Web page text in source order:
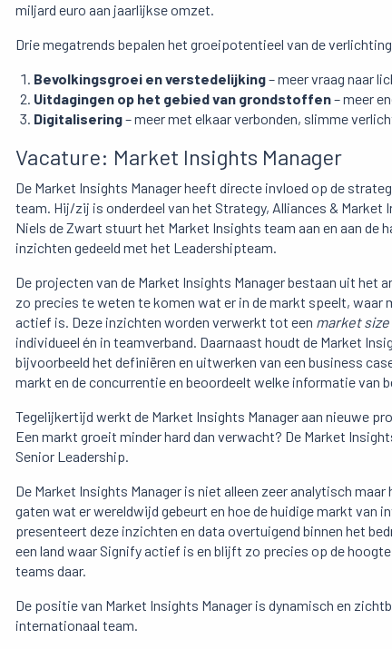
miljard euro aan jaarlijkse omzet.
Drie megatrends bepalen het groeipotentieel van de
Bevolkingsgroei en verstedelijking– meer vraag naar
Uitdagingen op het gebied van grondstoffen– meer
Digitalisering– meer met elkaar verbonden, slimme
Vacature: Market Insights Manager
De Market Insights Manager heeft directe invloed op de
team. Hij/zij is onderdeel van het Strategy, Alliances &
Niels de Zwart stuurt het Market Insights team aan en aan
inzichten gedeeld met het Leadershipteam.
De projecten van de Market Insights Manager bestaan uit het
zo precies te weten te komen wat er in de markt speelt, waar
actief is. Deze inzichten worden verwerkt tot een market
individueel én in teamverband. Daarnaast houdt de Market
bijvoorbeeld het definiëren en uitwerken van een business
markt en de concurrentie en beoordeelt welke informatie van
Tegelijkertijd werkt de Market Insights Manager aan nieuwe
Een markt groeit minder hard dan verwacht? De Market
Senior Leadership.
De Market Insights Manager is niet alleen zeer analytisch
gaten wat er wereldwijd gebeurt en hoe de huidige markt van
presenteert deze inzichten en data overtuigend binnen het
een land waar Signify actief is en blijft zo precies op de
teams daar.
De positie van Market Insights Manager is dynamisch en
internationaal team.